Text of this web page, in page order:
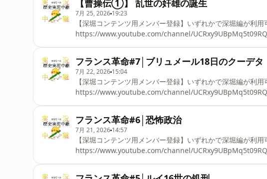
https://www.youtube.com/
https://www.youtube.com/playlist?list=PLgCQL5fOUFsjgYs
【曹操伝①】 乱世の奸雄の誕生
7月 25, 2026 19:23
【深堀コンテンツ用メンバー登録】いずれかで深堀編が
https://www.youtube.com/channel/
https://www.youtube.com/
https://www.youtube.com/
https://www.youtube.com/playlist?list=PLgCQL5fOUFsjgYs
フランス革命#7│ブリュメール18日のクーデタ
7月 22, 2026 15:04
【深堀コンテンツ用メンバー登録】いずれかで深堀編が
https://www.youtube.com/channel/
https://www.youtube.com/
https://www.youtube.com/
https://www.youtube.com/playlist?list=PLgCQL5fOUFsjgYs
フランス革命#6│恐怖政治
7月 21, 2026 14:57
【深堀コンテンツ用メンバー登録】いずれかで深堀編が
https://www.youtube.com/channel/
https://www.youtube.com/